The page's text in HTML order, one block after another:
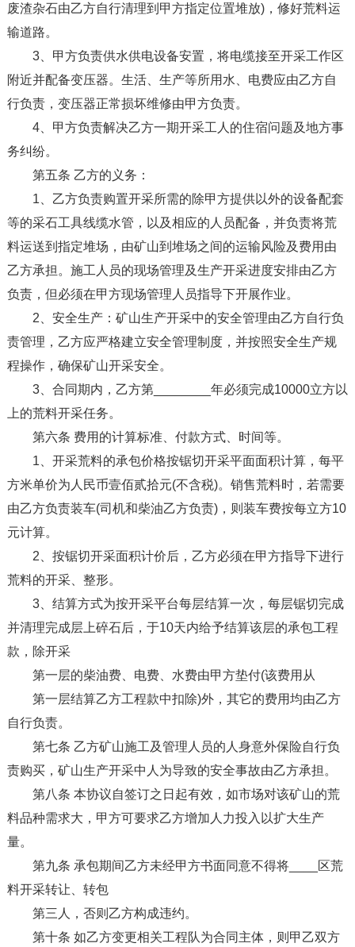
废渣杂石由乙方自行清理到甲方指定位置堆放)，修好荒料运
输道路。
3、甲方负责供水供电设备安置，将电缆接至开采工作区
附近并配备变压器。生活、生产等所用水、电费应由乙方自
行负责，变压器正常损坏维修由甲方负责。
4、甲方负责解决乙方一期开采工人的住宿问题及地方事
务纠纷。
第五条 乙方的义务：
1、乙方负责购置开采所需的除甲方提供以外的设备配套
等的采石工具线缆水管，以及相应的人员配备，并负责将荒
料运送到指定堆场，由矿山到堆场之间的运输风险及费用由
乙方承担。施工人员的现场管理及生产开采进度安排由乙方
负责，但必须在甲方现场管理人员指导下开展作业。
2、安全生产：矿山生产开采中的安全管理由乙方自行负
责管理，乙方应严格建立安全管理制度，并按照安全生产规
程操作，确保矿山开采安全。
3、合同期内，乙方第________年必须完成10000立方以
上的荒料开采任务。
第六条 费用的计算标准、付款方式、时间等。
1、开采荒料的承包价格按锯切开采平面面积计算，每平
方米单价为人民币壹佰贰拾元(不含税)。销售荒料时，若需要
由乙方负责装车(司机和柴油乙方负责)，则装车费按每立方10
元计算。
2、按锯切开采面积计价后，乙方必须在甲方指导下进行
荒料的开采、整形。
3、结算方式为按开采平台每层结算一次，每层锯切完成
并清理完成层上碎石后，于10天内给予结算该层的承包工程
款，除开采
第一层的柴油费、电费、水费由甲方垫付(该费用从
第一层结算乙方工程款中扣除)外，其它的费用均由乙方
自行负责。
第七条 乙方矿山施工及管理人员的人身意外保险自行负
责购买，矿山生产开采中人为导致的安全事故由乙方承担。
第八条 本协议自签订之日起有效，如市场对该矿山的荒
料品种需求大，甲方可要求乙方增加人力投入以扩大生产
量。
第九条 承包期间乙方未经甲方书面同意不得将____区荒
料开采转让、转包
第三人，否则乙方构成违约。
第十条 如乙方变更相关工程队为合同主体，则甲乙双方